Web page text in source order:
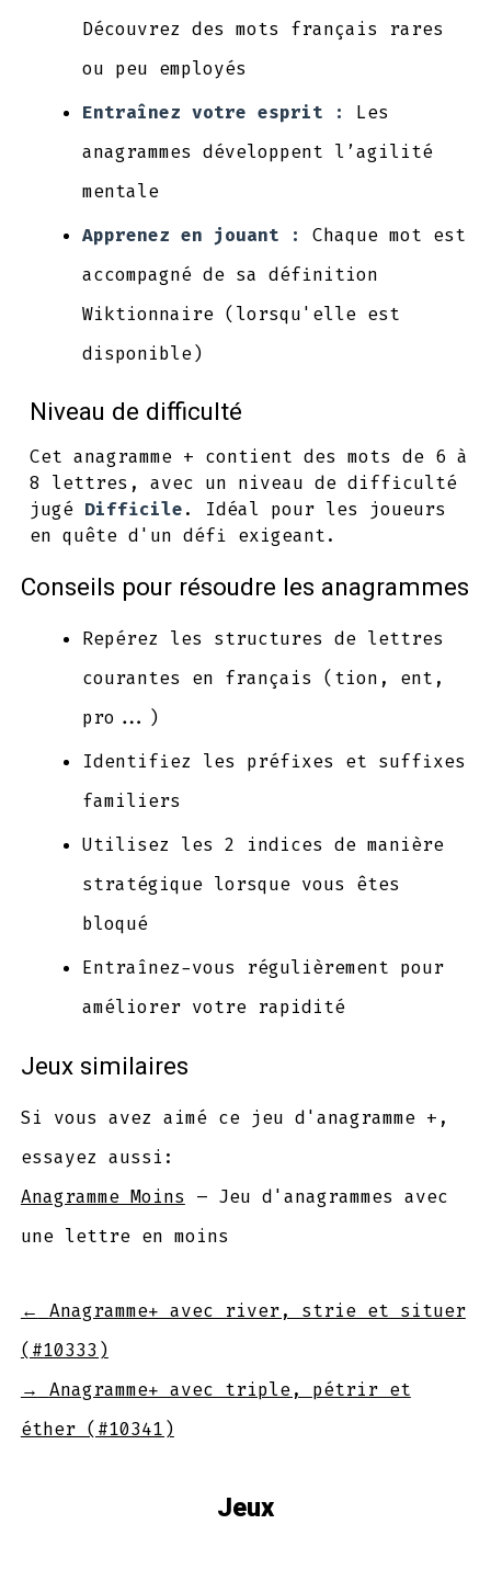
Découvrez des mots français rares
ou peu employés
Entraînez votre esprit :
Les
anagrammes développent l’agilité
mentale
Apprenez en jouant :
Chaque mot est
accompagné de sa définition
Wiktionnaire (lorsqu'elle est
disponible)
Niveau de difficulté
Cet anagramme + contient des mots de 6 à
8 lettres, avec un niveau de difficulté
jugé Difficile. Idéal pour les joueurs
en quête d'un défi exigeant.
Conseils pour résoudre les anagrammes
Repérez les structures de lettres
courantes en français (tion, ent,
pro...)
Identifiez les préfixes et suffixes
familiers
Utilisez les 2 indices de manière
stratégique lorsque vous êtes
bloqué
Entraînez-vous régulièrement pour
améliorer votre rapidité
Jeux similaires
Si vous avez aimé ce jeu d'anagramme +,
essayez aussi:
Anagramme Moins – Jeu d'anagrammes avec
une lettre en moins
←
Anagramme+ avec river, strie et situer
(#10333)
→
Anagramme+ avec triple, pétrir et
éther (#10341)
Jeux